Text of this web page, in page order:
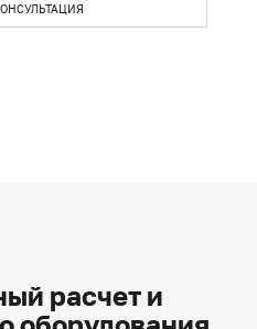
расчет и